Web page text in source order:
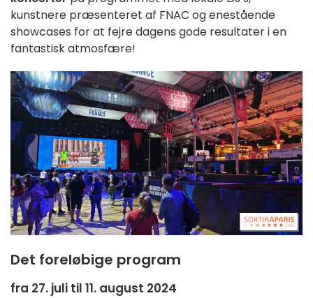
kunstnere præsenteret af FNAC og enestående
showcases for at fejre dagens gode resultater i en
fantastisk atmosfære!
Det foreløbige program
fra 27. juli til 11. august 2024